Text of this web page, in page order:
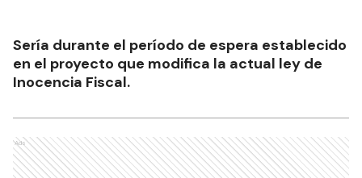
Sería durante el período de espera establecido
en el proyecto que modifica la actual ley de
Inocencia Fiscal.
Ads